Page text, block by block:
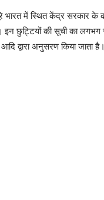
में स्थित केंद्र सरकार के
इन छुट्टियों की सूची का
द्वारा अनुसरण किया जाता है।